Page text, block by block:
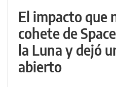
El impacto que
cohete de
la Luna y dejó
abierto